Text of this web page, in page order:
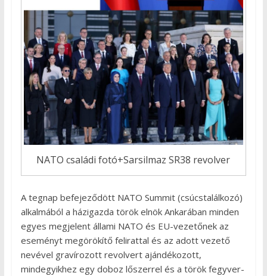
NATO családi fotó+Sarsilmaz SR38 revolver
A tegnap befejeződött NATO Summit (csúcstalálkozó)
alkalmából a házigazda török elnök Ankarában minden
egyes megjelent állami NATO és EU-vezetőnek az
eseményt megörökítő felirattal és az adott vezető
nevével gravírozott revolvert ajándékozott,
mindegyikhez egy doboz lőszerrel és a török fegyver-